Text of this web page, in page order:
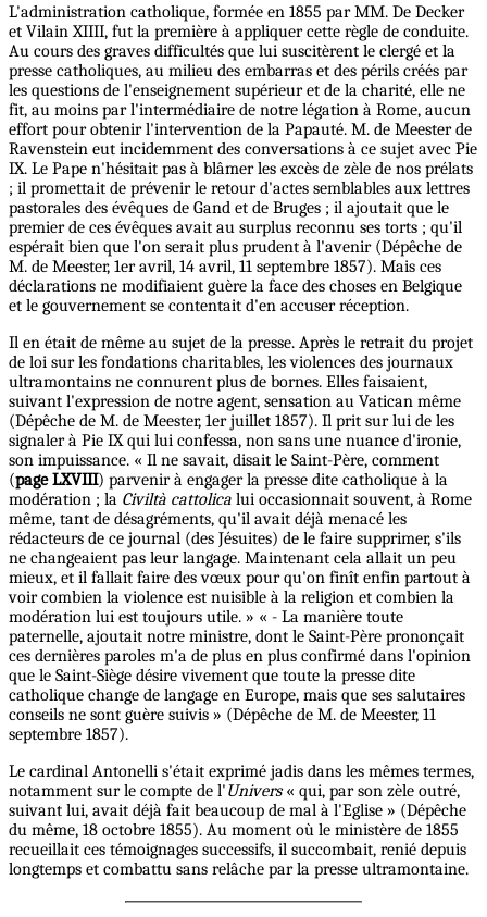
L'administration catholique, formée en 1855 par MM. De Decker
et Vilain XIIII, fut la première à appliquer cette règle de conduite.
Au cours des graves difficultés que lui suscitèrent le clergé et la
presse catholiques, au milieu des embarras et des périls créés par
les questions de l'enseignement supérieur et de la charité, elle ne
fit, au moins par l'intermédiaire de notre légation à Rome, aucun
effort pour obtenir l'intervention de la Papauté. M. de Meester de
Ravenstein eut incidemment des conversations à ce sujet avec Pie
IX. Le Pape n'hésitait pas à blâmer les excès de zèle de nos prélats
; il promettait de prévenir le retour d'actes semblables aux lettres
pastorales des évêques de Gand et de Bruges ; il ajoutait que le
premier de ces évêques avait au surplus reconnu ses torts ; qu'il
espérait bien que l'on serait plus prudent à l'avenir (Dépêche de
M. de Meester, 1er avril, 14 avril, 11 septembre 1857). Mais ces
déclarations ne modifiaient guère la face des choses en Belgique
et le gouvernement se contentait d'en accuser réception.
Il en était de même au sujet de la presse. Après le retrait du projet
de loi sur les fondations charitables, les violences des journaux
ultramontains ne connurent plus de bornes. Elles faisaient,
suivant l'expression de notre agent, sensation au Vatican même
(Dépêche de M. de Meester, 1er juillet 1857). Il prit sur lui de les
signaler à Pie IX qui lui confessa, non sans une nuance d'ironie,
son impuissance. « Il ne savait, disait le Saint-Père, comment
(page LXVIII) parvenir à engager la presse dite catholique à la
modération ; la Civiltà cattolica lui occasionnait souvent, à Rome
même, tant de désagréments, qu'il avait déjà menacé les
rédacteurs de ce journal (des Jésuites) de le faire supprimer, s'ils
ne changeaient pas leur langage. Maintenant cela allait un peu
mieux, et il fallait faire des vœux pour qu'on finît enfin partout à
voir combien la violence est nuisible à la religion et combien la
modération lui est toujours utile. » « - La manière toute
paternelle, ajoutait notre ministre, dont le Saint-Père prononçait
ces dernières paroles m'a de plus en plus confirmé dans l'opinion
que le Saint-Siège désire vivement que toute la presse dite
catholique change de langage en Europe, mais que ses salutaires
conseils ne sont guère suivis » (Dépêche de M. de Meester, 11
septembre 1857).
Le cardinal Antonelli s'était exprimé jadis dans les mêmes termes,
notamment sur le compte de l'Univers« qui, par son zèle outré,
suivant lui, avait déjà fait beaucoup de mal à l'Eglise » (Dépêche
du même, 18 octobre 1855). Au moment où le ministère de 1855
recueillait ces témoignages successifs, il succombait, renié depuis
longtemps et combattu sans relâche par la presse ultramontaine.